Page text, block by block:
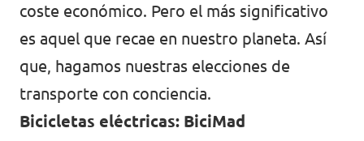
Volt Polonia
Volt Portugal
Volt Reino Unido
Volt Rumanía
coste económico. Pero el más significativo
es aquel que recae en nuestro planeta. Así
que, hagamos nuestras elecciones de
transporte con conciencia.
Bicicletas eléctricas: BiciMad